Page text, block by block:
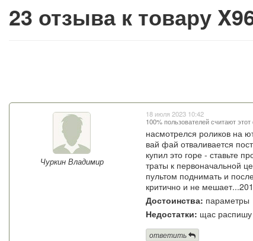
23 отзыва к товару
Чуркин Владимир
18 июля 2023 10:42
100% пользователей считают
насмотрелся роликов на
вай фай отваливается
купил это горе - ставьте
траты к первоначальной
пультом поднимать и
критично и не
Достоинства: параметры
Недостатки: щас распишу
ответить